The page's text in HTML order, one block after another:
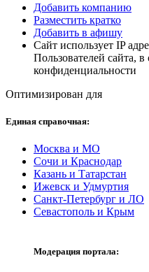
Добавить компанию
Разместить кратко
Добавить в афишу
Сайт использует IP
Пользователей сайта,
конфиденциальности
Оптимизирован для
Единая справочная:
Москва и МО
Сочи и Краснодар
Казань и Татарстан
Ижевск и Удмуртия
Санкт-Петербург и ЛО
Севастополь и Крым
Модерация портала: